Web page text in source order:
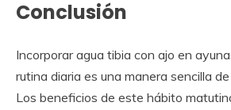
Conclusión
Incorporar agua tibia con ajo en
rutina diaria es una manera sencilla
Los beneficios de este hábito